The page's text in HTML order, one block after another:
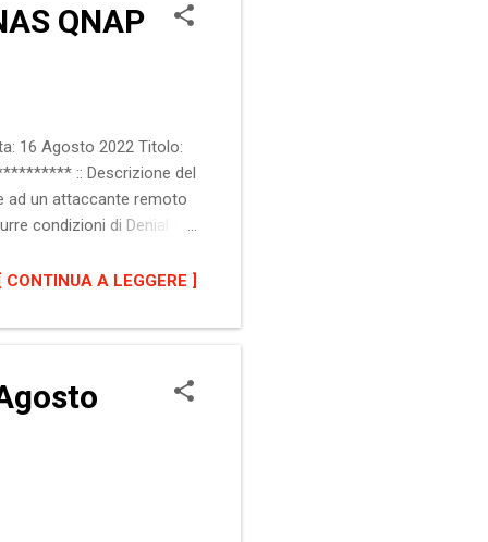
QNAP
Agosto 2022 Titolo:
:: Descrizione del
ad un attaccante remoto
condizioni di Denial of
c5.0.1 :: Impatto Denial
CONTINUA A LEGGERE ]